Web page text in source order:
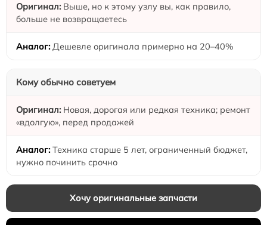
Выше, но к этому узлу вы, как правило,
больше не возвращаетесь
Дешевле оригинала примерно на 20–40%
Кому обычно советуем
Новая, дорогая или редкая техника; ремонт
«вдолгую», перед продажей
Техника старше 5 лет, ограниченный бюджет,
нужно починить срочно
Хочу оригинальные запчасти